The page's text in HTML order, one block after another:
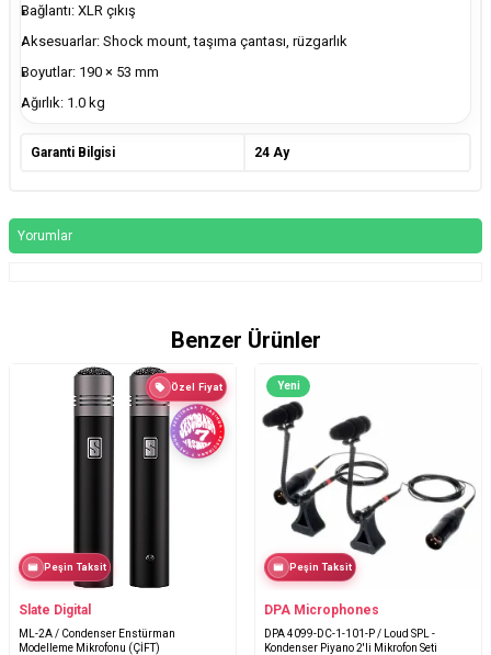
Bağlantı: XLR çıkış
Aksesuarlar: Shock mount, taşıma çantası, rüzgarlık
Boyutlar: 190 × 53 mm
Ağırlık: 1.0 kg
Garanti Bilgisi 24 Ay
Yorumlar
Benzer Ürünler
Özel Fiyat
Peşin Taksit
Slate Digital
ML-2A / Condenser Enstürman
Modelleme Mikrofonu (ÇİFT)
Yeni
Peşin Taksit
DPA Microphones
DPA 4099-DC-1-101-P / Loud SPL -
Kondenser Piyano 2'li Mikrofon Seti